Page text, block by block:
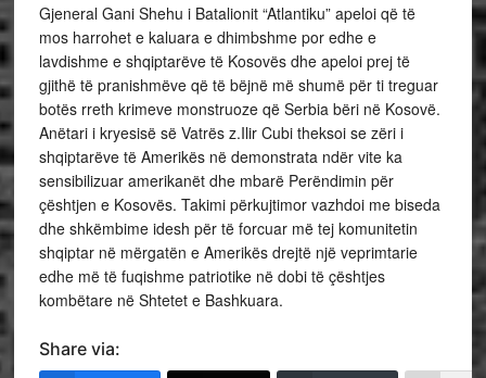
Gjeneral Gani Shehu i Batalionit “Atlantiku” apeloi që të
mos harrohet e kaluara e dhimbshme por edhe e
lavdishme e shqiptarëve të Kosovës dhe apeloi prej të
gjithë të pranishmëve që të bëjnë më shumë për ti treguar
botës rreth krimeve monstruoze që Serbia bëri në Kosovë.
Anëtari i kryesisë së Vatrës z.Ilir Cubi theksoi se zëri i
shqiptarëve të Amerikës në demonstrata ndër vite ka
sensibilizuar amerikanët dhe mbarë Perëndimin për
çështjen e Kosovës. Takimi përkujtimor vazhdoi me biseda
dhe shkëmbime idesh për të forcuar më tej komunitetin
shqiptar në mërgatën e Amerikës drejtë një veprimtarie
edhe më të fuqishme patriotike në dobi të çështjes
kombëtare në Shtetet e Bashkuara.
Share via: